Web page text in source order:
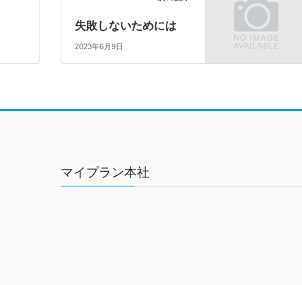
失敗しないためには
2023年6月9日
マイプラン本社